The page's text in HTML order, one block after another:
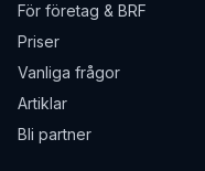
För företag & BRF
Priser
Vanliga frågor
Artiklar
Bli partner